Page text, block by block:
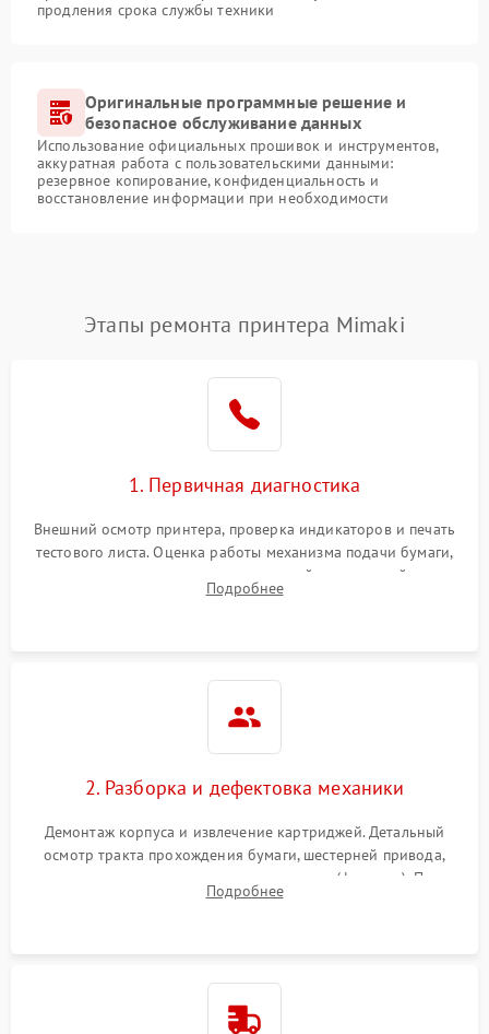
продления срока службы техники
Оригинальные программные решение и
безопасное обслуживание данных
Использование официальных прошивок и инструментов,
аккуратная работа с пользовательскими данными:
резервное копирование, конфиденциальность и
восстановление информации при необходимости
Этапы ремонта принтера Mimaki
1. Первичная диагностика
Внешний осмотр принтера, проверка индикаторов и печать
тестового листа. Оценка работы механизма подачи бумаги,
выявление посторонних шумов, замятий и первичный анализ
дефектов печати (полосы, фон, пробелы).
Подробнее
2. Разборка и дефектовка механики
Демонтаж корпуса и извлечение картриджей. Детальный
осмотр тракта прохождения бумаги, шестерней привода,
роликов захвата и узла термозакрепления (фьюзера). Поиск
физического износа и повреждений деталей.
Подробнее